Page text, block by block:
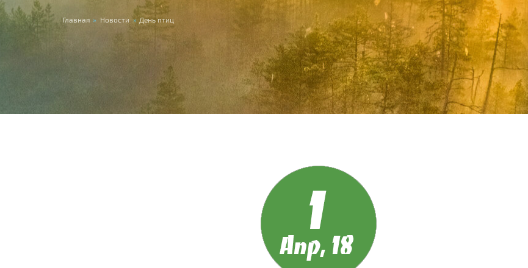
Главная » Новости » День птиц